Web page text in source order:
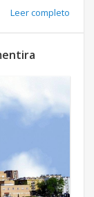
Leer completo